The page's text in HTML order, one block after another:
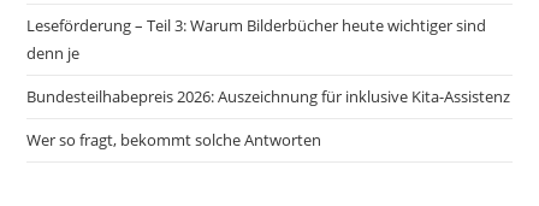
Leseförderung – Teil 3: Warum Bilderbücher heute wichtiger sind
denn je
Bundesteilhabepreis 2026: Auszeichnung für inklusive Kita-Assistenz
Wer so fragt, bekommt solche Antworten